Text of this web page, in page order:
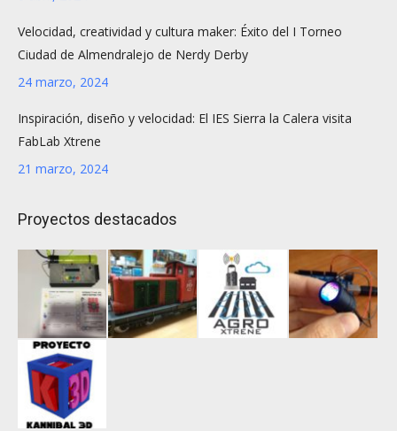
Velocidad, creatividad y cultura maker: Éxito del I Torneo
Ciudad de Almendralejo de Nerdy Derby
24 marzo, 2024
Inspiración, diseño y velocidad: El IES Sierra la Calera visita
FabLab Xtrene
21 marzo, 2024
Proyectos destacados